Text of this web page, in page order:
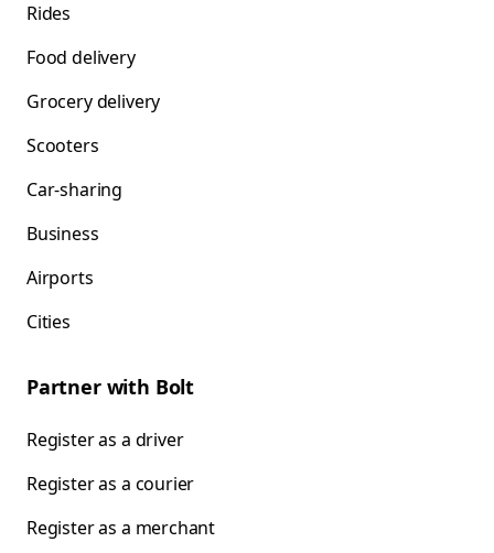
Rides
Food delivery
Grocery delivery
Scooters
Car-sharing
Business
Airports
Cities
Partner with Bolt
Register as a driver
Register as a courier
Register as a merchant